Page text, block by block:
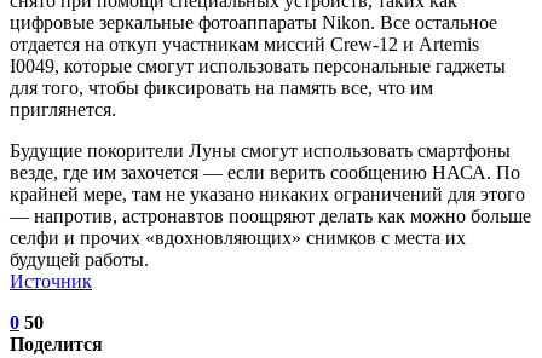
цифровые зеркальные фотоаппараты Nikon. Все остальное
отдается на откуп участникам миссий Crew-12 и Artemis
I0049, которые смогут использовать персональные гаджеты
для того, чтобы фиксировать на память все, что им
приглянется.
Будущие покорители Луны смогут использовать смартфоны
везде, где им захочется — если верить сообщению НАСА. По
крайней мере, там не указано никаких ограничений для этого
— напротив, астронавтов поощряют делать как можно больше
селфи и прочих «вдохновляющих» снимков с места их
будущей работы.
Источник
0 50
Поделится